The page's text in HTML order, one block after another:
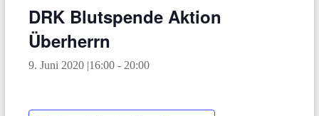
DRK Blutspende Aktion
Überherrn
9. Juni 2020 |16:00- 20:00